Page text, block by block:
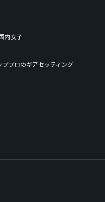
内女子
ププロのギアセッティング